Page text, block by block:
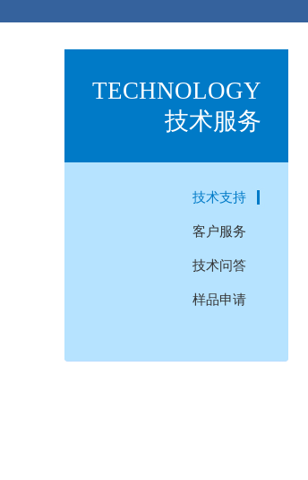
TECHNOLOGY
技术服务
技术支持
客户服务
技术问答
样品申请